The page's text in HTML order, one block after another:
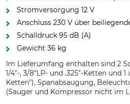
Stromversorgung 12 V
Anschluss 230 V über
Schalldruck 95 dB (A)
Gewicht 36 kg
Im Lieferumfang enthalten sind 2
1/4"-, 3/8"LP- und .325"-Ketten und
Ketten"), Spanabsaugung,
(Sauger und Kompressor nicht im